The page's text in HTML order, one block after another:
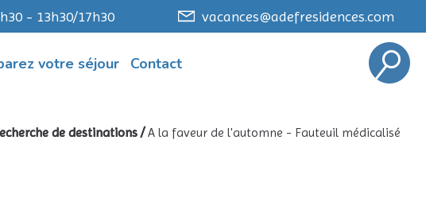
- 13h30/17h30 vacances@adefresidences.com
votre séjour Contact
de destinations/A la faveur de l'automne - Fauteuil médicalisé